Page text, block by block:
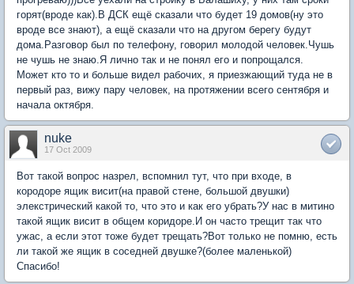
горят(вроде как).В ДСК ещё сказали что будет 19 домов(ну это
вроде все знают), а ещё сказали что на другом берегу будут
дома.Разговор был по телефону, говорил молодой человек.Чушь
не чушь не знаю.Я лично так и не понял его и попрощался.
Может кто то и больше видел рабочих, я приезжающий туда не в
первый раз, вижу пару человек, на протяжении всего сентября и
начала октября.
nuke
17 Oct 2009
Вот такой вопрос назрел, вспомнил тут, что при входе, в
кородоре ящик висит(на правой стене, большой двушки)
элекстрический какой то, что это и как его убрать?У нас в митино
такой ящик висит в общем коридоре.И он часто трещит так что
ужас, а если этот тоже будет трещать?Вот только не помню, есть
ли такой же ящик в соседней двушке?(более маленькой)
Спасибо!